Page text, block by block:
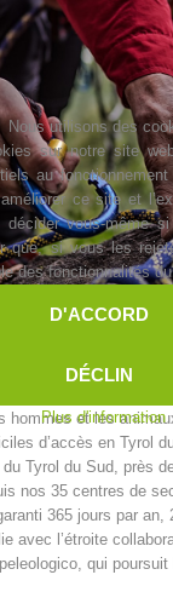
hommes et les
d’accès en Tyrol
Tyrol du Sud, près
nos 35 centres de
365 jours par an,
avec l’étroite
qui
Nous utilisons des
sur notre site
au
ce site et
décider vous-même
que, si vous les
des fonctionnalités
D'ACCORD
DÉCLIN
Plus d'information